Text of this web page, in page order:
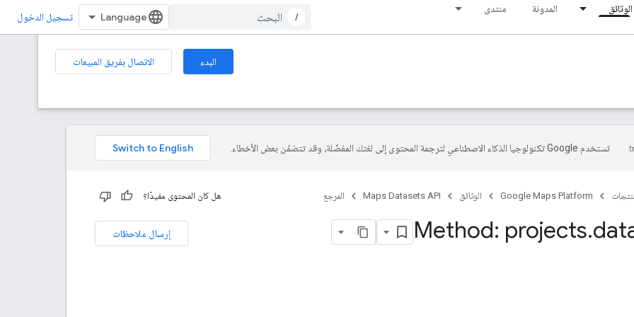
الوثائق المدونة منتدى
/ تسجيل الدخول
البدء
الاتصال بفريق المبيعات
تستخدم Google تكنولوجيا الذكاء الاصطناعي لترجمة المحتوى إلى لغتك المفضّلة، وقد تتضمّن بعض الأخطاء.
Google Maps Platform الوثائق Maps Datasets API المرجع هل كان المحتوى مفيدًا؟
إرسال ملاحظات Method: projects.